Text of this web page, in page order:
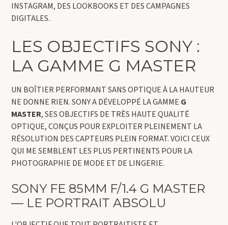
INSTAGRAM, DES LOOKBOOKS ET DES CAMPAGNES
DIGITALES.
LES OBJECTIFS SONY :
LA GAMME G MASTER
UN BOÎTIER PERFORMANT SANS OPTIQUE À LA HAUTEUR
NE DONNE RIEN. SONY A DÉVELOPPÉ LA GAMME G
MASTER, SES OBJECTIFS DE TRÈS HAUTE QUALITÉ
OPTIQUE, CONÇUS POUR EXPLOITER PLEINEMENT LA
RÉSOLUTION DES CAPTEURS PLEIN FORMAT. VOICI CEUX
QUI ME SEMBLENT LES PLUS PERTINENTS POUR LA
PHOTOGRAPHIE DE MODE ET DE LINGERIE.
SONY FE 85MM F/1.4 G MASTER
— LE PORTRAIT ABSOLU